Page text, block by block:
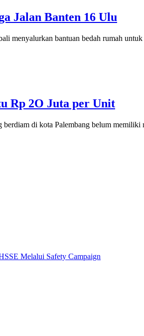
Jalan Banten 16 Ulu
bantuan bedah rumah
Rp 2O Juta per Unit
di kota Palembang belum
Melalui Safety Campaign